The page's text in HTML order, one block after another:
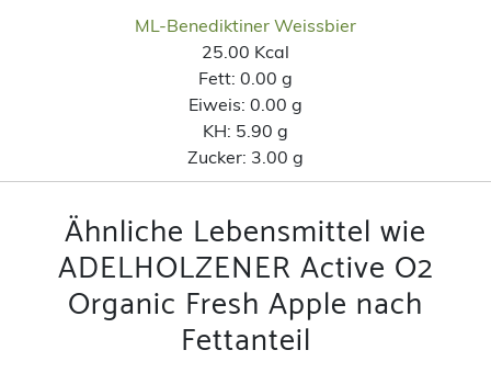
ML-Benediktiner Weissbier
25.00 Kcal
Fett: 0.00 g
Eiweis: 0.00 g
KH: 5.90 g
Zucker: 3.00 g
Ähnliche Lebensmittel wie
ADELHOLZENER Active O2
Organic Fresh Apple nach
Fettanteil